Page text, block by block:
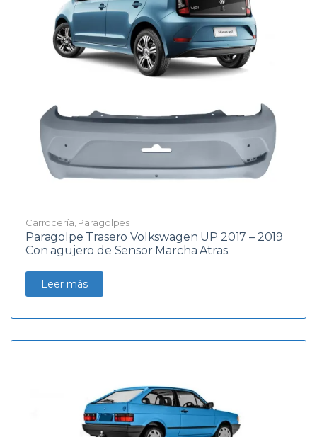
Carrocería Paragolpes
Paragolpe Trasero Volkswagen UP 2017 – 2019
Con agujero de Sensor Marcha Atras.
Leer más